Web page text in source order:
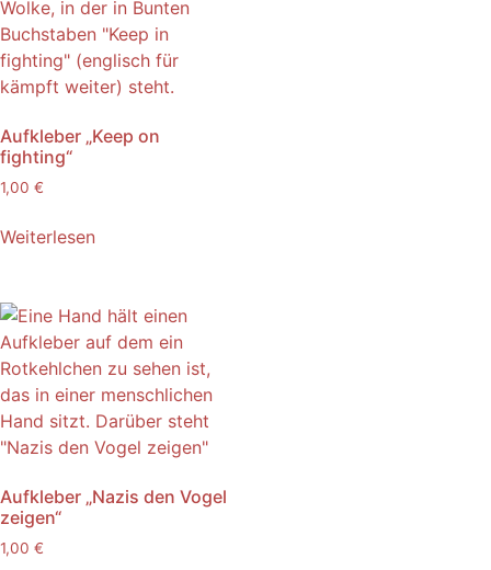
Aufkleber „Keep on
fighting“
1,00 €
Weiterlesen
Aufkleber „Nazis den Vogel
zeigen“
1,00 €